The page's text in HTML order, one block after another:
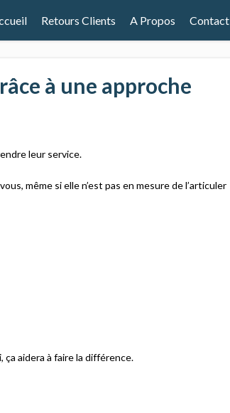
Retours Clients A Propos Contact
à une approche
leur service.​
même si elle n’est pas en mesure de l’articuler
ça aidera à faire la différence.​